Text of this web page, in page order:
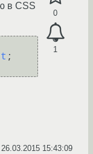
0
1
в CSS
;
26.03.2015 15:43:09